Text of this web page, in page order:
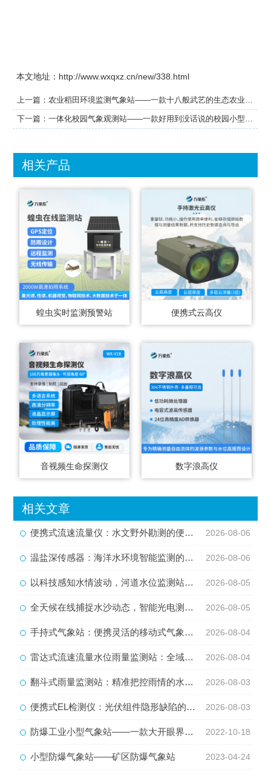
本文地址：http://www.wxqxz.cn/new/338.html
上一篇： 农业稻田环境监测气象站——一款十八般武艺的生态农业气象观测站#2022已更新
下一篇： 一体化校园气象观测站——一款好用到没话说的校园小型气象站实施方案#2022已更新
相关产品
蝗虫实时监测预警站 便携式云高仪
音视频生命探测仪 数字浪高仪
相关文章
便携式流速流量仪：水文野外勘测的便携智能检测利器 2026-08-06
温盐深传感器：海洋水环境智能监测的核心感知设备 2026-08-06
以科技感知水情波动，河道水位监测站守护流域河道安全 2026-08-05
全天候在线捕捉水沙动态，智能光电测沙仪守护水域水沙安全 2026-08-05
手持式气象站：便携灵活的移动式气象监测智能设备 2026-08-04
雷达式流速流量水位雨量监测站：全域水文智慧监测一体化设备 2026-08-04
翻斗式雨量监测站：精准把控雨情的水利水文监测设备 2026-08-03
便携式EL检测仪：光伏组件隐形缺陷的移动检测利器 2026-08-03
防爆工业小型气象站——一款大开眼界的防爆气象监测站#2022已更新 2022-10-18
小型防爆气象站——矿区防爆气象站 2023-04-24